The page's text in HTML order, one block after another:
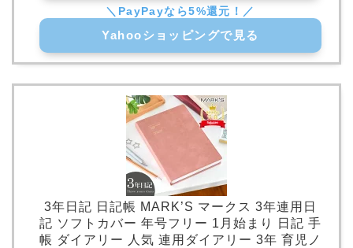
Yahooショッピングで見る
3年日記 日記帳 MARK’S マークス 3年連用日
記 ソフトカバー 年号フリー 1月始まり 日記 手
帳 ダイアリー 人気 連用ダイアリー 3年 育児ノ